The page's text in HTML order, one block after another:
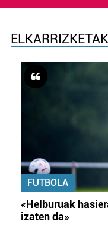
ELKARRIZKETAK
FUTBOLA
«Helburuak
izaten da»